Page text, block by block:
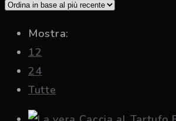
Mostra:
12
24
Tutte